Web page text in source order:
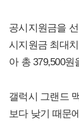
공시지원금을
시지원금 최대
아 총 379,500
갤럭시 그랜드
보다 낮기 때문